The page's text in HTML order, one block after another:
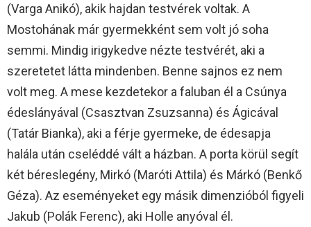
(Varga Anikó), akik hajdan testvérek voltak. A
Mostohának már gyermekként sem volt jó soha
semmi. Mindig irigykedve nézte testvérét, aki a
szeretetet látta mindenben. Benne sajnos ez nem
volt meg. A mese kezdetekor a faluban él a Csúnya
édeslányával (Csasztvan Zsuzsanna) és Ágicával
(Tatár Bianka), aki a férje gyermeke, de édesapja
halála után cseléddé vált a házban. A porta körül segít
két béreslegény, Mirkó (Maróti Attila) és Márkó (Benkő
Géza). Az eseményeket egy másik dimenzióból figyeli
Jakub (Polák Ferenc), aki Holle anyóval él.